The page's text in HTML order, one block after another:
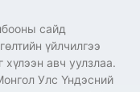
сайд
үйлчилгээ
авч уулзлаа.
Улс Үндэсний